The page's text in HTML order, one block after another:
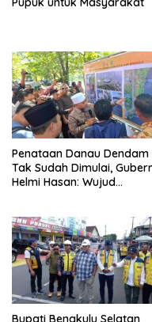
Penataan Danau Dendam
Tak Sudah Dimulai,
Helmi Hasan: Wujud
Berdaya Saing